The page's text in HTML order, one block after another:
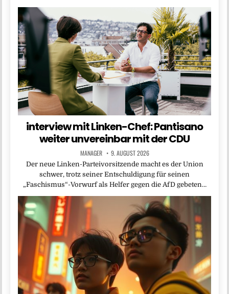
interview mit Linken-Chef: Pantisano
weiter unvereinbar mit der CDU
MANAGER 9. AUGUST 2026
Der neue Linken-Parteivorsitzende macht es der Union
schwer, trotz seiner Entschuldigung für seinen
„Faschismus“-Vorwurf als Helfer gegen die AfD gebeten…